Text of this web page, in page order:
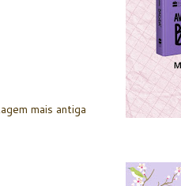
mais antiga